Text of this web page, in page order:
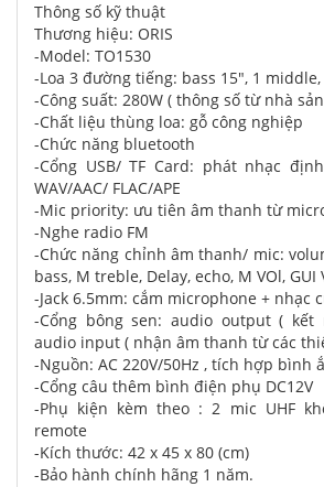
Thông số kỹ thuật
Thương hiệu: ORIS
-Model: TO1530
-Loa 3 đường tiếng: bass 15", 1
-Công suất: 280W ( thông số từ nhà
-Chất liệu thùng loa: gỗ công nghiệp
-Chức năng bluetooth
-Cổng USB/ TF Card: phát nhạc
WAV/AAC/ FLAC/APE
-Mic priority: ưu tiên âm thanh từ
-Nghe radio FM
-Chức năng chỉnh âm thanh/ mic:
bass, M treble, Delay, echo, M VOl, GUI
-Jack 6.5mm: cắm microphone + nhạc
-Cổng bông sen: audio output ( kết
audio input ( nhận âm thanh từ các
-Nguồn: AC 220V/50Hz , tích hợp bình
-Cổng câu thêm bình điện phụ DC12V
-Phụ kiện kèm theo : 2 mic UHF
remote
-Kích thước: 42 x 45 x 80 (cm)
-Bảo hành chính hãng 1 năm.